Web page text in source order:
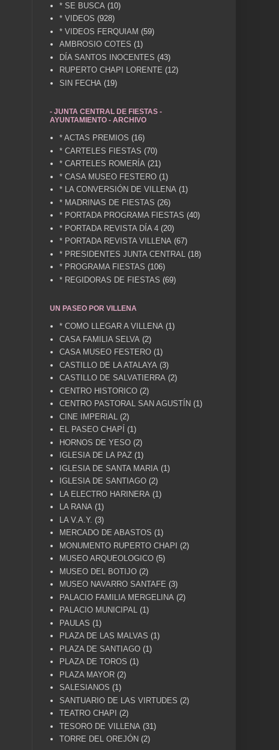
* SE BUSCA (10)
* VIDEOS (928)
* VIDEOS FERQUIAM (59)
AMBROSIO COTES (1)
DÍA SANTOS INOCENTES (43)
RUPERTO CHAPI LORENTE (12)
SIN FECHA (19)
- JUNTA CENTRAL DE FIESTAS -
AYUNTAMIENTO - ARCHIVO
* ACTAS PREMIOS (16)
* CARTELES FIESTAS (70)
* CARTELES ROMERÍA (21)
* CASA MUSEO FESTERO (1)
* LA CONVERSIÓN DE VILLENA (1)
* MADRINAS DE FIESTAS (26)
* PORTADA PROGRAMA FIESTAS (40)
* PORTADA REVISTA DÍA 4 (20)
* PORTADA REVISTA VILLENA (67)
* PRESIDENTES JUNTA CENTRAL
(18)
* PROGRAMA FIESTAS (106)
* REGIDORAS DE FIESTAS (69)
UN PASEO POR VILLENA
* COMO LLEGAR A VILLENA (1)
CASA FAMILIA SELVA (2)
CASA MUSEO FESTERO (1)
CASTILLO DE LA ATALAYA (3)
CASTILLO DE SALVATIERRA (2)
CENTRO HISTORICO (2)
CENTRO PASTORAL SAN AGUSTÍN (1)
CINE IMPERIAL
(2)
EL PASEO CHAPÍ
(1)
HORNOS DE YESO (2)
IGLESIA DE LA PAZ (1)
IGLESIA DE SANTA MARIA (1)
IGLESIA DE SANTIAGO (2)
LA ELECTRO HARINERA (1)
LA RANA (1)
LA V.A.Y. (3)
MERCADO DE ABASTOS (1)
MONUMENTO RUPERTO CHAPI
(2)
MUSEO ARQUEOLOGICO (5)
MUSEO DEL BOTIJO (2)
MUSEO NAVARRO SANTAFE (3)
PALACIO FAMILIA MERGELINA (2)
PALACIO MUNICIPAL (1)
PAULAS (1)
PLAZA DE LAS MALVAS (1)
PLAZA DE SANTIAGO (1)
PLAZA DE TOROS (1)
PLAZA MAYOR (2)
SALESIANOS (1)
SANTUARIO DE LAS VIRTUDES (2)
TEATRO CHAPI
(2)
TESORO DE VILLENA (31)
TORRE DEL OREJÓN (2)